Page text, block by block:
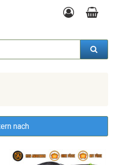
nach